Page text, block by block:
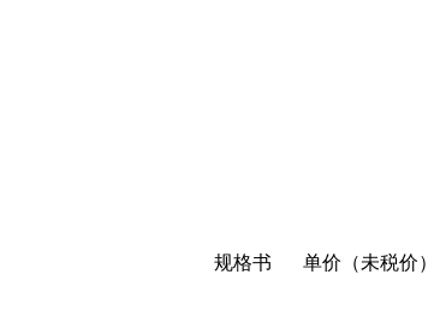
规格书 单价（未税价）